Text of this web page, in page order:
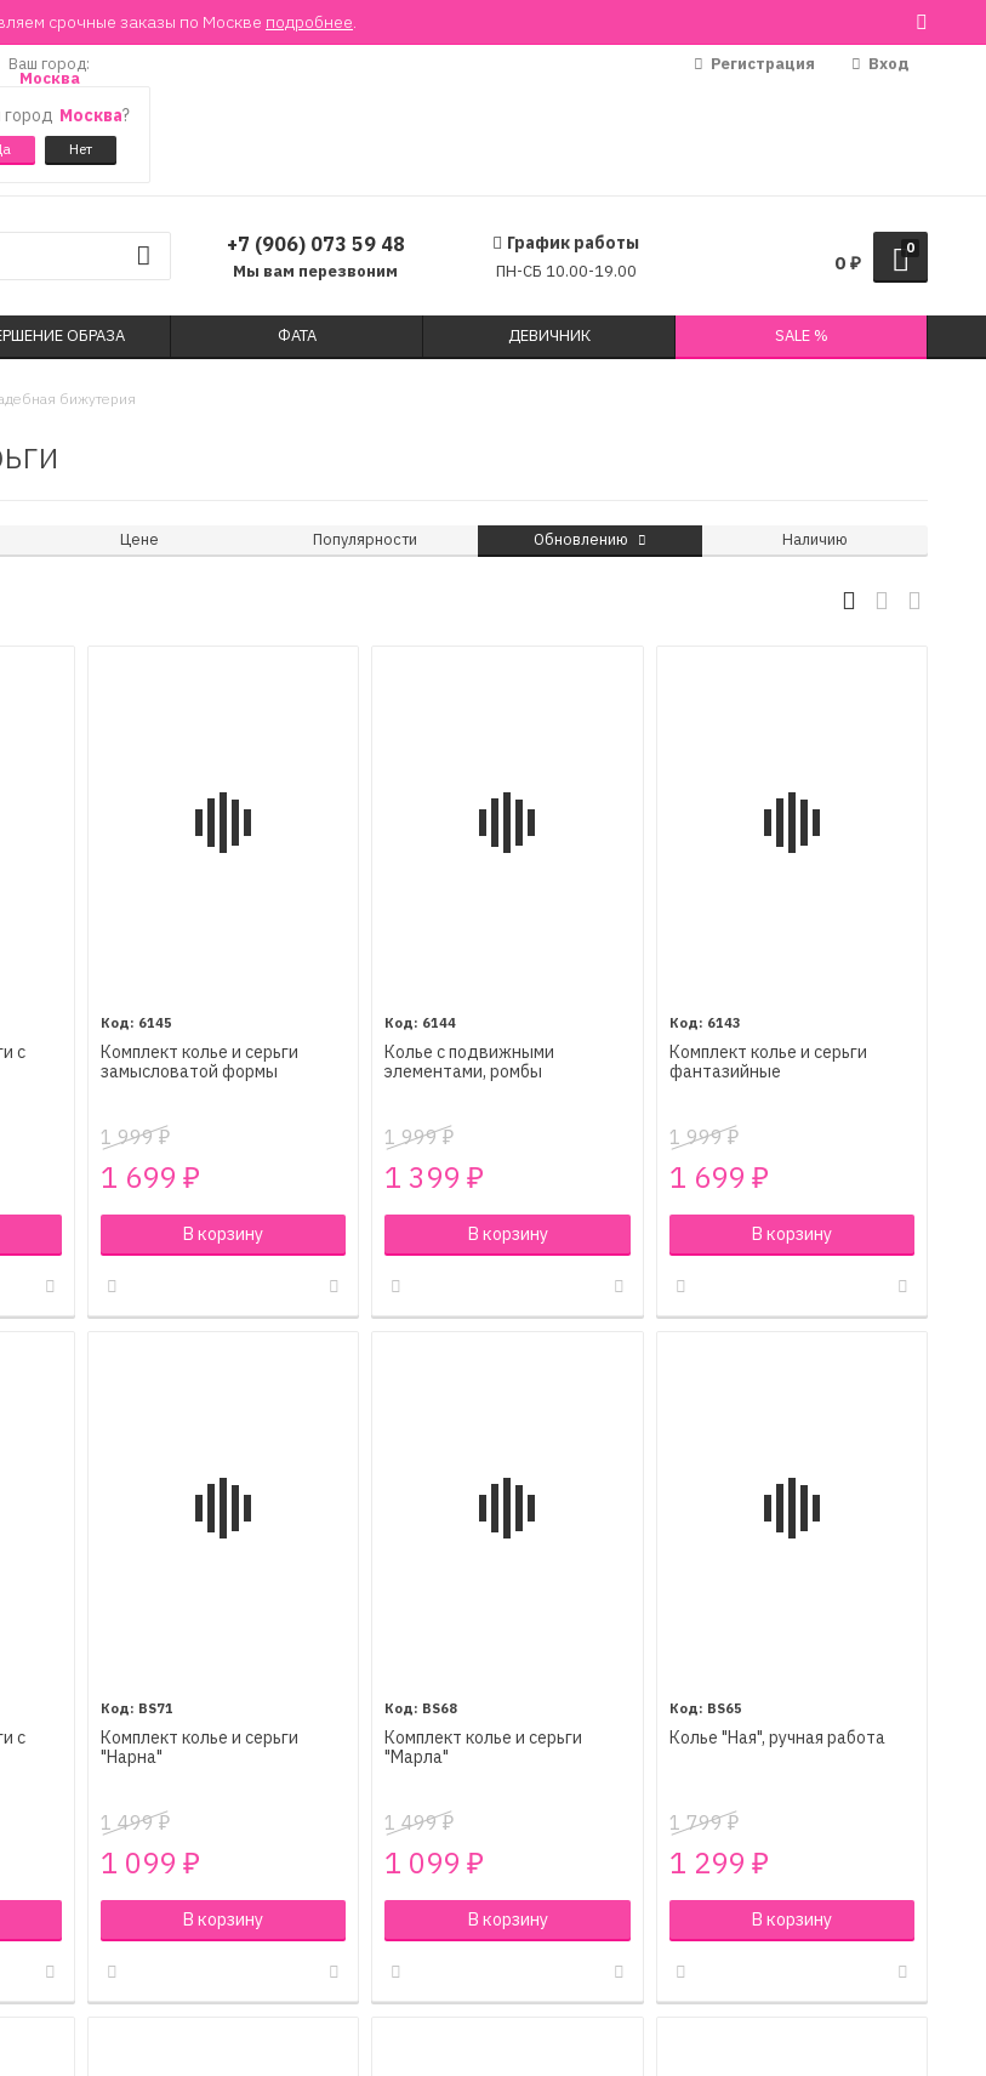
срочные заказы по Москве подробнее.
Ваш город:
Москва
Москва?
Регистрация Вход
+7 (906) 073 59 48
Мы вам перезвоним
График работы
ПН-СБ 10.00-19.00
0
0 ₽
ОБРАЗА ФАТА ДЕВИЧНИК SALE %
бижутерия
Цене Популярности Обновлению Наличию
с
6145
Комплект колье и серьги
замысловатой формы
1 999₽
1 699 ₽
В корзину
6144
Колье с подвижными
элементами, ромбы
1 999₽
1 399 ₽
В корзину
6143
Комплект колье и серьги
фантазийные
1 999₽
1 699 ₽
В корзину
c
BS71
Комплект колье и серьги
"Нарна"
1 499₽
1 099 ₽
В корзину
BS68
Комплект колье и серьги
"Марла"
1 499₽
1 099 ₽
В корзину
BS65
Колье "Ная", ручная работа
1 799₽
1 299 ₽
В корзину